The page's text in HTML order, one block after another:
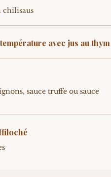
chilisaus
avec jus au thym
sauce truffe ou sauce